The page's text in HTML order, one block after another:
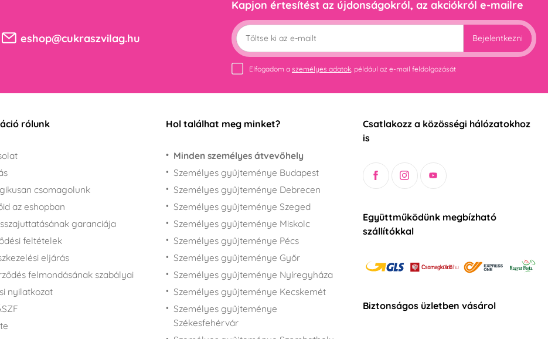
eshop@cukraszvilag.hu
Kapjon értesítést az újdonságokról, az akciókról e-mailre
Bejelentkezni
Elfogadom a személyes adatok, például az e-mail feldolgozását
rólunk
csomagolunk
az eshopban
garanciája
feltételek
eljárás
felmondásának szabályai
nyilatkozat
Hol találhat meg minket?
Minden személyes átvevőhely
Személyes gyűjteménye Budapest
Személyes gyűjteménye Debrecen
Személyes gyűjteménye Szeged
Személyes gyűjteménye Miskolc
Személyes gyűjteménye Pécs
Személyes gyűjteménye Győr
Személyes gyűjteménye Nyíregyháza
Személyes gyűjteménye Kecskemét
Személyes gyűjteménye
Székesfehérvár
Csatlakozz a közösségi hálózatokhoz
is
Együttműködünk megbízható
szállítókkal
Biztonságos üzletben vásárol